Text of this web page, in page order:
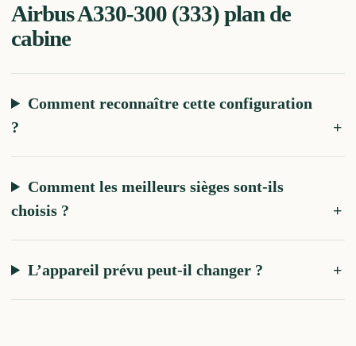
Airbus A330-300 (333)plan de
cabine
Comment reconnaître cette configuration
?
Comment les meilleurs sièges sont-ils
choisis ?
L’appareil prévu peut-il changer ?